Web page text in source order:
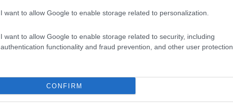
I want to allow Google to enable storage related to personalization.
I want to allow Google to enable storage related to security, including
authentication functionality and fraud prevention, and other user protection.
CONFIRM